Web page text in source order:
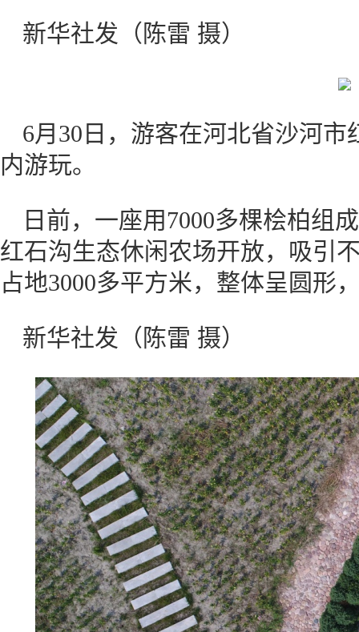
新华社发（陈雷 摄）
6月30日，游客在河北省沙河
内游玩。
日前，一座用7000多棵桧柏组
红石沟生态休闲农场开放，吸引
占地3000多平方米，整体呈圆形
新华社发（陈雷 摄）